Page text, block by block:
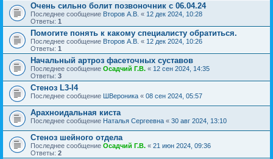
Очень сильно болит позвоночник с 06.04.24
Последнее сообщение Второв А.В. « 12 дек 2024, 10:28
Ответы: 1
Помогите понять к какому специалисту обратиться.
Последнее сообщение Второв А.В. « 12 дек 2024, 10:26
Ответы: 1
Начальный артроз фасеточных суставов
Последнее сообщение Осадчий Г.В. « 12 сен 2024, 14:35
Ответы: 3
Стеноз L3-l4
Последнее сообщение ШВероника « 08 сен 2024, 05:57
Арахноидальная киста
Последнее сообщение Наталья Сергеевна « 30 авг 2024, 13:10
Стеноз шейного отдела
Последнее сообщение Осадчий Г.В. « 21 июн 2024, 09:36
Ответы: 2